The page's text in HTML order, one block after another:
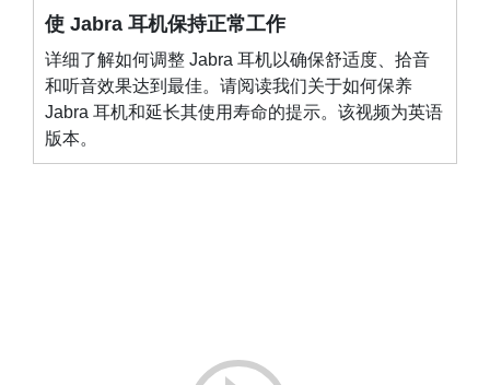
使 Jabra 耳机保持正常工作
详细了解如何调整 Jabra 耳机以确保舒适度、拾音
和听音效果达到最佳。请阅读我们关于如何保养
Jabra 耳机和延长其使用寿命的提示。该视频为英语
版本。